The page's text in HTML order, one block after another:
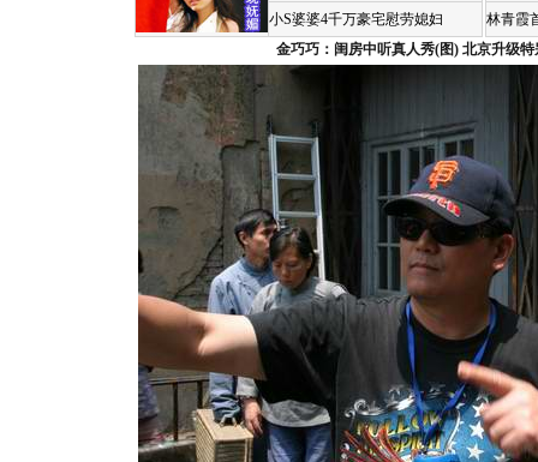
小S婆婆4千万豪宅慰劳媳妇
林青霞
金巧巧：闺房中听真人秀(图) 北京升级